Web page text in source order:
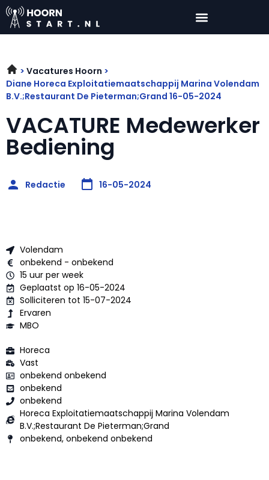
Vacatures Hoorn
Diane Horeca Exploitatiemaatschappij Marina Volendam
B.V.;Restaurant De Pieterman;Grand 16-05-2024
VACATURE Medewerker
Bediening
Redactie 16-05-2024
Volendam
onbekend - onbekend
15 uur per week
Geplaatst op 16-05-2024
Solliciteren tot 15-07-2024
Ervaren
MBO
Horeca
Vast
onbekend onbekend
onbekend
onbekend
Horeca Exploitatiemaatschappij Marina Volendam
B.V.;Restaurant De Pieterman;Grand
onbekend, onbekend onbekend